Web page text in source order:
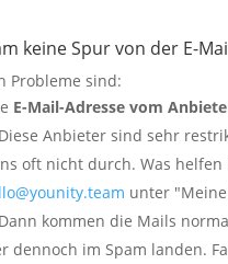
keine Spur von der E-
Probleme sind:
E-Mail-Adresse vom
Diese Anbieter sind sehr
oft nicht durch. Was helfen
unter
kommen die Mails
dennoch im Spam landen.